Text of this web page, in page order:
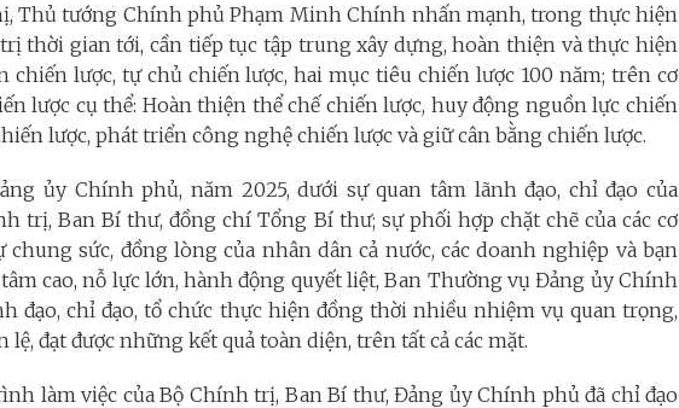
Thủ tướng Chính phủ Phạm Minh Chính nhấn mạnh, trong thực hiện
thời gian tới, cần tiếp tục tập trung xây dựng, hoàn thiện và thực hiện
chiến lược, tự chủ chiến lược, hai mục tiêu chiến lược 100 năm; trên cơ
lược cụ thể: Hoàn thiện thể chế chiến lược, huy động nguồn lực chiến
lược, phát triển công nghệ chiến lược và giữ cân bằng chiến lược.
ủy Chính phủ, năm 2025, dưới sự quan tâm lãnh đạo, chỉ đạo của
trị, Ban Bí thư, đồng chí Tổng Bí thư; sự phối hợp chặt chẽ của các cơ
chung sức, đồng lòng của nhân dân cả nước, các doanh nghiệp và bạn
cao, nỗ lực lớn, hành động quyết liệt, Ban Thường vụ Đảng ủy Chính
đạo, chỉ đạo, tổ chức thực hiện đồng thời nhiều nhiệm vụ quan trọng,
lệ, đạt được những kết quả toàn diện, trên tất cả các mặt.
làm việc của Bộ Chính trị, Ban Bí thư, Đảng ủy Chính phủ đã chỉ đạo